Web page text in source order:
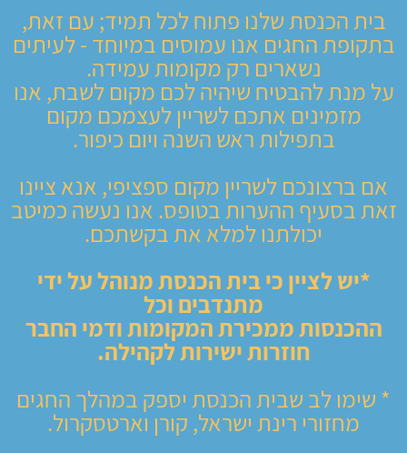
בית הכנסת שלנו פתוח לכל תמיד; עם זאת,
בתקופת החגים אנו עמוסים במיוחד - לעיתים
נשארים רק מקומות עמידה.
על מנת להבטיח שיהיה לכם מקום לשבת, אנו
מזמינים אתכם לשריין לעצמכם מקום
בתפילות ראש השנה ויום כיפור.
אם ברצונכם לשריין מקום ספציפי, אנא ציינו
זאת בסעיף ההערות בטופס. אנו נעשה כמיטב
יכולתנו למלא את בקשתכם.
*יש לציין כי בית הכנסת מנוהל על ידי
מתנדבים וכל
ההכנסות ממכירת המקומות ודמי החבר
חוזרות ישירות לקהילה.
* שימו לב שבית הכנסת יספק במהלך החגים
מחזורי רינת ישראל, קורן וארטסקרול.